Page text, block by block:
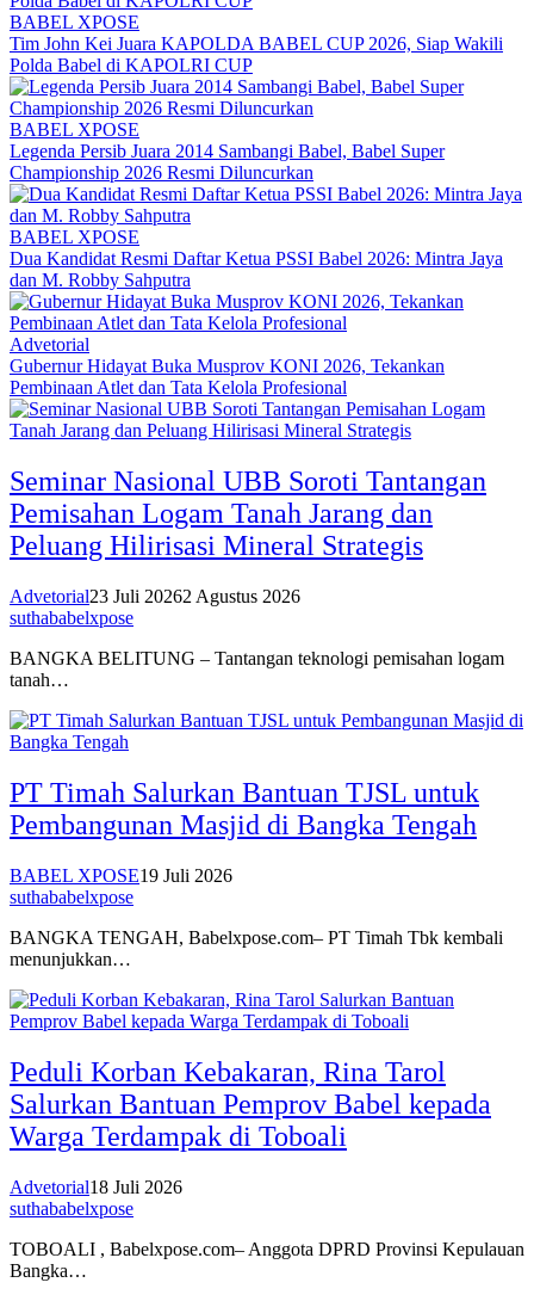
BABEL XPOSE
Tim John Kei Juara KAPOLDA BABEL CUP 2026, Siap Wakili
Polda Babel di KAPOLRI CUP
BABEL XPOSE
Legenda Persib Juara 2014 Sambangi Babel, Babel Super
Championship 2026 Resmi Diluncurkan
BABEL XPOSE
Dua Kandidat Resmi Daftar Ketua PSSI Babel 2026: Mintra Jaya
dan M. Robby Sahputra
Advetorial
Gubernur Hidayat Buka Musprov KONI 2026, Tekankan
Pembinaan Atlet dan Tata Kelola Profesional
Seminar Nasional UBB Soroti Tantangan
Pemisahan Logam Tanah Jarang dan
Peluang Hilirisasi Mineral Strategis
Advetorial23 Juli 20262 Agustus 2026
suthababelxpose
BANGKA BELITUNG – Tantangan teknologi pemisahan logam
tanah…
PT Timah Salurkan Bantuan TJSL untuk
Pembangunan Masjid di Bangka Tengah
BABEL XPOSE19 Juli 2026
suthababelxpose
BANGKA TENGAH, Babelxpose.com– PT Timah Tbk kembali
menunjukkan…
Peduli Korban Kebakaran, Rina Tarol
Salurkan Bantuan Pemprov Babel kepada
Warga Terdampak di Toboali
Advetorial18 Juli 2026
suthababelxpose
TOBOALI , Babelxpose.com– Anggota DPRD Provinsi Kepulauan
Bangka…